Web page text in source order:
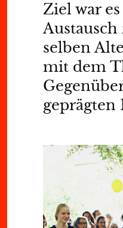
Ziel war
selben
mit dem